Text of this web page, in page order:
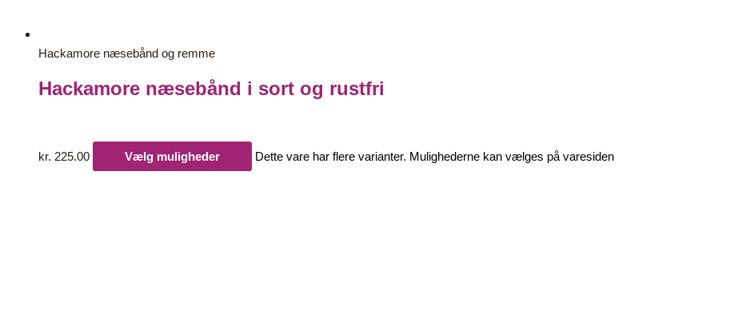
Hackamore næsebånd og remme
Hackamore næsebånd i sort og rustfri
kr. 225.00 Vælg muligheder Dette vare har flere varianter. Mulighederne kan vælges på varesiden